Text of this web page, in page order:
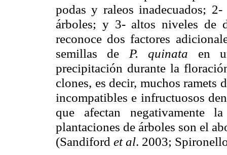
podas y raleos inadecuados;
árboles; y 3- altos niveles de
reconoce dos factores
semillas de P.quinata
en
precipitación durante la
clones, es decir, muchosramets
incompatibles e infructuosos
que afectan negativamente
plantaciones de árboles son el
(Sandiford et al. 2003;